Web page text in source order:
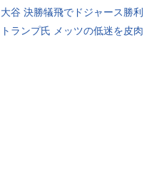
大谷 決勝犠飛でドジャース勝利
トランプ氏 メッツの低迷を皮肉